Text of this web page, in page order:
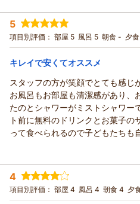
5
項目別評価： 部屋 5 風呂 5 朝食 - 夕
キレイで安くてオススメ
スタッフの方が笑顔でとても感じ
お風呂もお部屋も清潔感があり、
たのとシャワーがミストシャワー
ト前に無料のドリンクとお菓子
って食べられるので子どもたちも
うでした。とても安かったし駅近
宿泊時期： 2026年07月宿泊 (家族旅行)
投稿者： まるさん(女性/30代)
宿泊プラン： 【お子様歓迎◆ファミリー
ら部屋代が無料！大阪の旅を、楽しく
4
項目別評価： 部屋 4 風呂 4 朝食 4 夕